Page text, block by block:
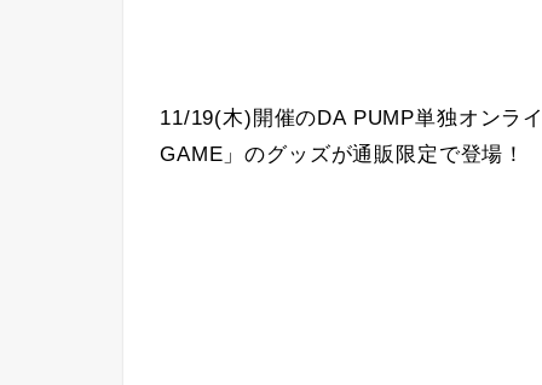
11/19(木)開催のDA PUMP単独オンラ
GAME」のグッズが通販限定で登場！